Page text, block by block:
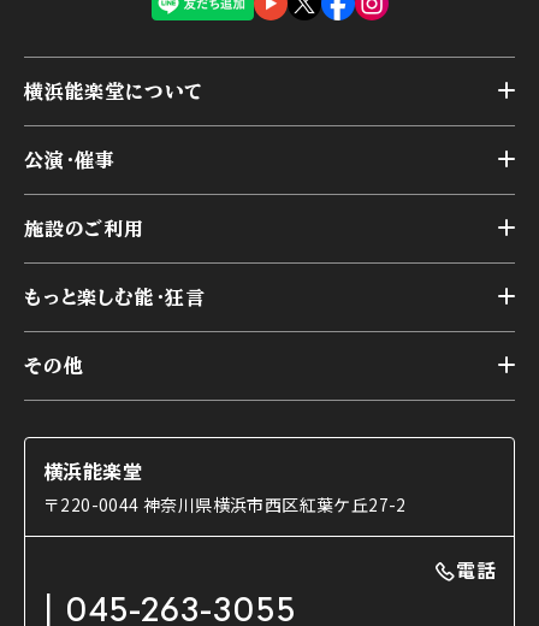
横浜能楽堂について
横浜能楽堂が取り組んだ事業
能舞台の歴史と特徴
様々なお客様に向けて
本舞台座席
交通アクセス
公演・催事
アーカイブ
施設のご利用
第二舞台
研修室
楽屋
ご利用の流れ
利用料金表
もっと楽しむ能・狂言
能舞台と演じ手
使用する道具
能・狂言の曲目説明
日本の古典芸能
その他
コラム
OTABISHO
チケット購入方法
横浜能楽堂
〒220-0044 神奈川県横浜市西区紅葉ケ丘27-2
電話
045-263-3055